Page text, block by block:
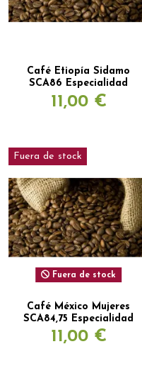
Café Etiopía Sidamo
SCA86 Especialidad
11,00 €
Fuera de stock
Fuera de stock
Café México Mujeres
SCA84,75 Especialidad
11,00 €